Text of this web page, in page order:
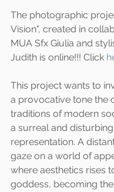
The photographic
Vision", created in
MUA Sfx Giulia and
Judith is online!!! Click
This project wants to
a provocative tone the
traditions of modern
a surreal and disturbing
representation. A
gaze on a world of
where aesthetics rises
goddess, becoming